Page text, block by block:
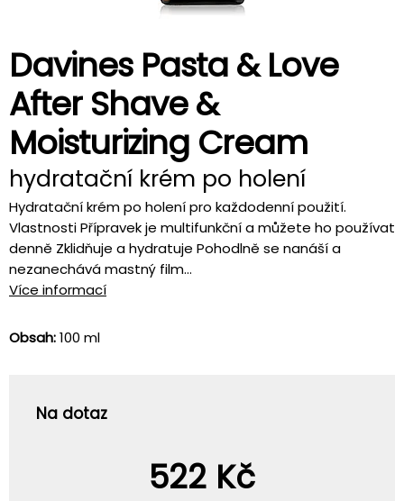
Davines Pasta & Love
After Shave &
Moisturizing Cream
hydratační krém po holení
Hydratační krém po holení pro každodenní použití.
Vlastnosti Přípravek je multifunkční a můžete ho používat
denně Zklidňuje a hydratuje Pohodlně se nanáší a
nezanechává mastný film...
Více informací
Obsah:100 ml
Na dotaz
522 Kč